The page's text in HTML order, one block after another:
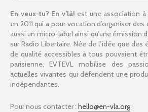
En veux-tu? En v’là! est une association
en 2011 qui a pour vocation d’organiser
aussi un micro-label ainsi qu'une émission
sur Radio Libertaire. Née de l’idée que
de qualité accessibles à tous pouvaient
parisienne, EVTEVL mobilise des
actuelles vivantes qui défendent une
indépendantes.
Pour nous contacter : hello@en-vla.org